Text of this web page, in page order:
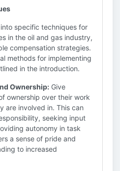
specific techniques for
in the oil and gas industry,
compensation strategies.
methods for implementing
in the introduction.
Ownership: Give
ownership over their work
are involved in. This can
seeking input
autonomy in task
a sense of pride and
to increased